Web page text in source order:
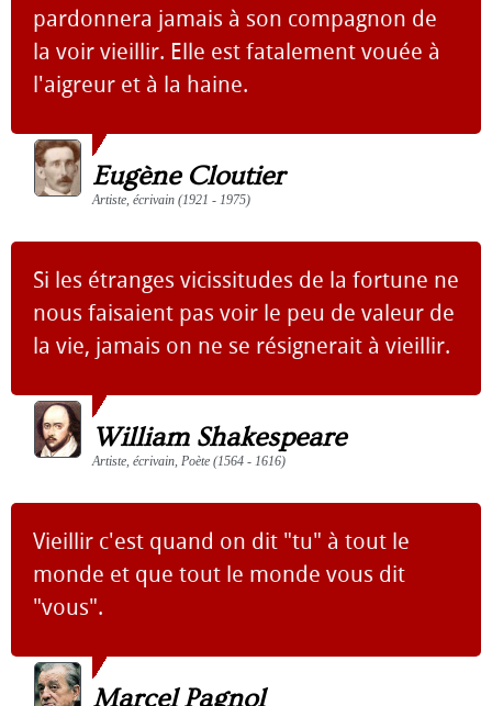
pardonnera jamais à son compagnon de
la voir vieillir. Elle est fatalement vouée à
l'aigreur et à la haine.
Eugène Cloutier
Artiste, écrivain (1921 - 1975)
Si les étranges vicissitudes de la fortune ne
nous faisaient pas voir le peu de valeur de
la vie, jamais on ne se résignerait à vieillir.
William Shakespeare
Artiste, écrivain, Poète (1564 - 1616)
Vieillir c'est quand on dit "tu" à tout le
monde et que tout le monde vous dit
"vous".
Marcel Pagnol